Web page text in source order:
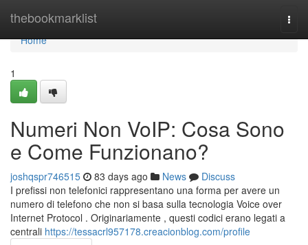
thebookmarklist
Home
Home
1
Numeri Non VoIP: Cosa Sono
e Come Funzionano?
joshqspr746515 83 days ago News
Discuss
I prefissi non telefonici rappresentano una forma per avere un
numero di telefono che non si basa sulla tecnologia Voice over
Internet Protocol . Originariamente , questi codici erano legati a
centrali https://tessacrl957178.creacionblog.com/profile